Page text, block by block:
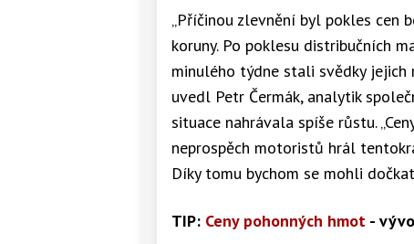
„Příčinou zlevnění byl pokles cen
koruny. Po poklesu distribučních
minulého týdne stali svědky jejich
uvedl Petr Čermák, analytik
situace nahrávala spíše růstu.
neprospěch motoristů hrál
Díky tomu bychom se mohli
TIP: Ceny pohonných hmot -